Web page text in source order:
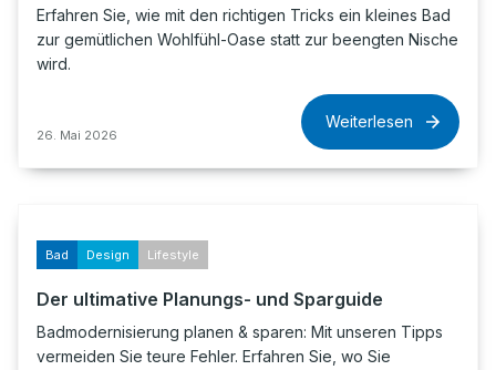
Erfahren Sie, wie mit den richtigen Tricks ein kleines Bad
zur gemütlichen Wohlfühl-Oase statt zur beengten Nische
wird.
26. Mai 2026
Weiterlesen
Bad Design Lifestyle
Der ultimative Planungs- und Sparguide
Badmodernisierung planen & sparen: Mit unseren Tipps
vermeiden Sie teure Fehler. Erfahren Sie, wo Sie